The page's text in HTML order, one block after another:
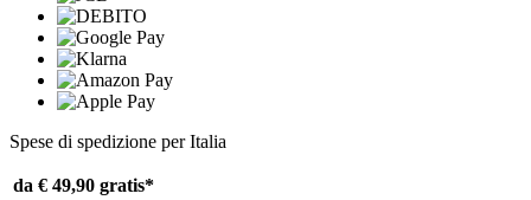
Spese di spedizione per Italia
da € 49,90 gratis*